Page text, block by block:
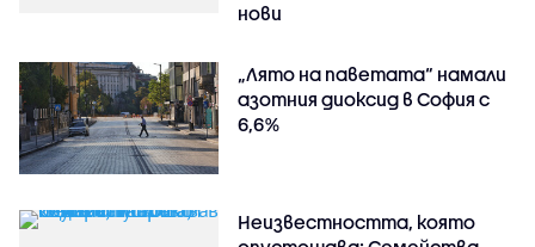
нови
„Лято на паветата“ намали
азотния диоксид в София с
6,6%
Неизвестността, която